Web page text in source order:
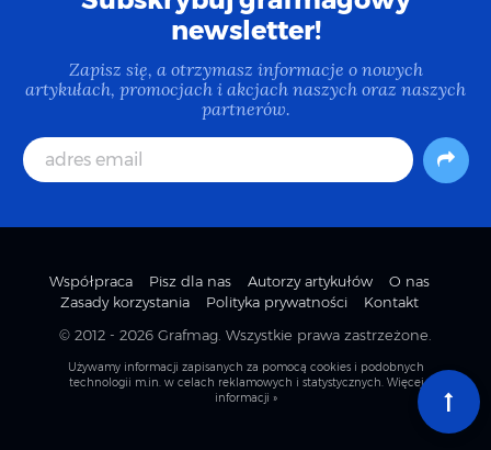
newsletter!
Zapisz się, a otrzymasz informacje o nowych
artykułach, promocjach i akcjach naszych oraz naszych
partnerów.
Współpraca Pisz dla nas Autorzy artykułów
O nas
Zasady korzystania
Polityka prywatności
Kontakt
© 2012 - 2026 Grafmag . Wszystkie prawa zastrzeżone.
Używamy informacji zapisanych za pomocą cookies i podobnych
technologii m.in. w celach reklamowych i statystycznych. Więcej
informacji »